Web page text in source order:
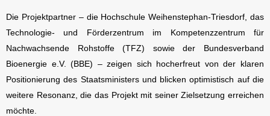
Die Projektpartner – die Hochschule Weihenstephan-Triesdorf, das
Technologie- und Förderzentrum im Kompetenzzentrum für
Nachwachsende Rohstoffe (TFZ) sowie der Bundesverband
Bioenergie e.V. (BBE) – zeigen sich hocherfreut von der klaren
Positionierung des Staatsministers und blicken optimistisch auf die
weitere Resonanz, die das Projekt mit seiner Zielsetzung erreichen
möchte.